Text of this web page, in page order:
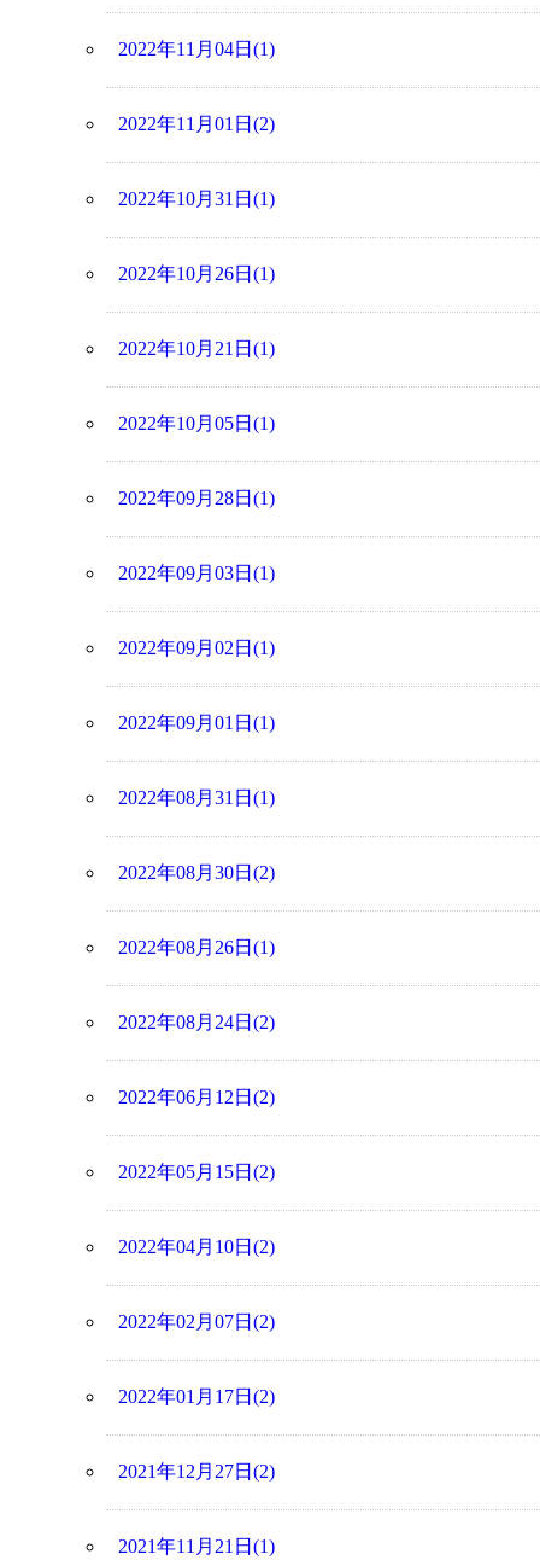
2022年11月04日(1)
2022年11月01日(2)
2022年10月31日(1)
2022年10月26日(1)
2022年10月21日(1)
2022年10月05日(1)
2022年09月28日(1)
2022年09月03日(1)
2022年09月02日(1)
2022年09月01日(1)
2022年08月31日(1)
2022年08月30日(2)
2022年08月26日(1)
2022年08月24日(2)
2022年06月12日(2)
2022年05月15日(2)
2022年04月10日(2)
2022年02月07日(2)
2022年01月17日(2)
2021年12月27日(2)
2021年11月21日(1)